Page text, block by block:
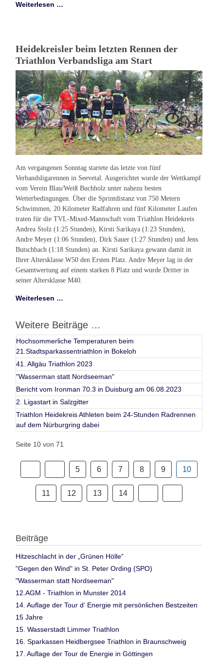
Weiterlesen …
Heidekreisler beim letzten Rennen der
Triathlon Verbandsliga am Start
Am vergangenen Sonntag startete das letzte von fünf
Verbandsligarennen in Seevetal. Ausgerichtet wurde der Wettkampf
vom Verein Blau/Weiß Buchholz unter nahezu besten
Wetterbedingungen. Über die Sprintdistanz von 750 Metern
Schwimmen, 20 Kilometer Radfahren und fünf Kilometer Laufen
traten für die TVL-Mixed-Mannschaft vom Triathlon Heidekreis
Andrea Stolz (1:25 Stunden), Kirsti Sarikaya (1:23 Stunden),
Andre Meyer (1:06 Stunden), Dirk Sauer (1:27 Stunden) und Jens
Butschbach (1:18 Stunden) an. Kirsti Sarikaya gewann damit in
Ihrer Altersklasse W50 den Ersten Platz. Andre Meyer lag in der
Gesamtwertung auf einem starken 8 Platz und wurde Dritter in
seiner Altersklasse M40.
Weiterlesen …
Weitere Beiträge …
Hochsommerliche Temperaturen beim
21.Stadtsparkassentriathlon in Bokeloh
41. Allgäu Triathlon 2023
"Wasserman statt Nordseeman"
Bericht vom Ironman 70.3 in Duisburg am 06.08.2023
2. Ligastart in Salzgitter
Triathlon Heidekreis Athleten beim 24-Stunden Radrennen
auf dem Nürburgring dabei
Seite 10 von 71
5 6 7 8 9 10
11 12 13 14
Beiträge
Hitzeschlacht in der „Grünen Hölle“
"Gegen den Wind" in St. Peter Ording (SPO)
"Wasserman statt Nordseeman"
12.AGM - Triathlon in Munster 2014
14. Auflage der Tour d‘ Energie mit persönlichen Bestzeiten
15 Jahre
15. Wasserstadt Limmer Triathlon
16. Sparkassen Heidbergsee Triathlon in Braunschweig
17. Auflage der Tour de Energie in Göttingen